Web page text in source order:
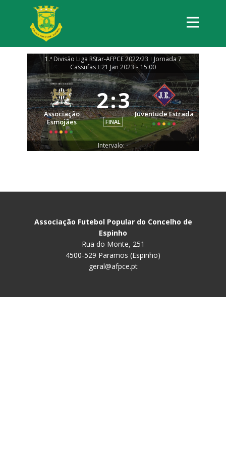
1.ª Divisão Liga RStar-AFPCE 2022/23 | Jornada 7
Cassufas | 21 Jan 2023 - 15:00
Associação
Esmojães
2:3
FINAL
Juventude Estrada
Intervalo: -
Associação Futebol Popular do Concelho de
Espinho
Rua do Monte, 251
4500-529 Paramos (Espinho)
geral@afpce.pt